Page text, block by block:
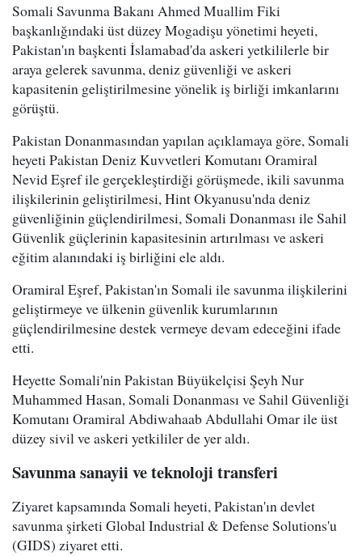
Somali Savunma Bakanı Ahmed Muallim Fiki
başkanlığındaki üst düzey Mogadişu yönetimi heyeti,
Pakistan'ın başkenti İslamabad'da askeri yetkililerle bir
araya gelerek savunma, deniz güvenliği ve askeri
kapasitenin geliştirilmesine yönelik iş birliği imkanlarını
görüştü.
Pakistan Donanmasından yapılan açıklamaya göre, Somali
heyeti Pakistan Deniz Kuvvetleri Komutanı Oramiral
Nevid Eşref ile gerçekleştirdiği görüşmede, ikili savunma
ilişkilerinin geliştirilmesi, Hint Okyanusu'nda deniz
güvenliğinin güçlendirilmesi, Somali Donanması ile Sahil
Güvenlik güçlerinin kapasitesinin artırılması ve askeri
eğitim alanındaki iş birliğini ele aldı.
Oramiral Eşref, Pakistan'ın Somali ile savunma ilişkilerini
geliştirmeye ve ülkenin güvenlik kurumlarının
güçlendirilmesine destek vermeye devam edeceğini ifade
etti.
Heyette Somali'nin Pakistan Büyükelçisi Şeyh Nur
Muhammed Hasan, Somali Donanması ve Sahil Güvenliği
Komutanı Oramiral Abdiwahaab Abdullahi Omar ile üst
düzey sivil ve askeri yetkililer de yer aldı.
Savunma sanayii ve teknoloji transferi
Ziyaret kapsamında Somali heyeti, Pakistan'ın devlet
savunma şirketi Global Industrial & Defense Solutions'u
(GIDS) ziyaret etti.